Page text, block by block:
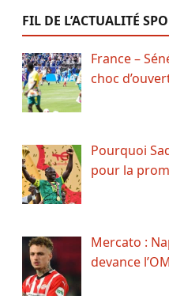
FIL DE L’ACTUALITÉ
France –
choc
Pourquoi
pour la
Mercato :
devance l’OM